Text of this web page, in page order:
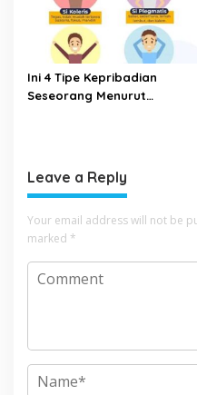
Ini 4 Tipe Kepribadian
Seseorang Menurut
Leave a Reply
Your email address will not be
marked *